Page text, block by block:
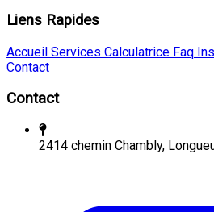
Liens Rapides
Accueil Services Calculatrice Faq
Contact
Contact
2414 chemin Chambly,